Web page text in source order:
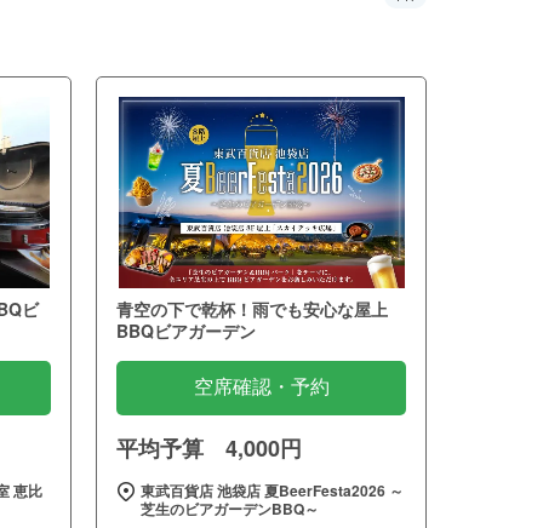
ビ
恵比
青空の下で乾杯！雨でも安心な屋上
BBQビアガーデン
空席確認・予約
平均予算 4,000円
東武百貨店 池袋店 夏BeerFesta2026 ～
芝生のビアガーデンBBQ～